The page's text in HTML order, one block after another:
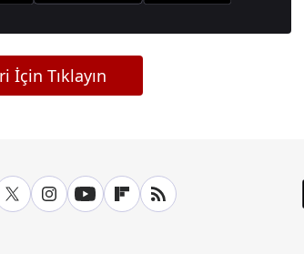
İçin Tıklayın